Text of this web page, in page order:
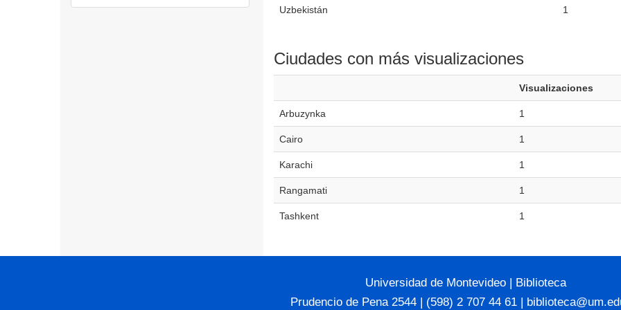
Uzbekistán 1
Ciudades con más visualizaciones
Visualizaciones
Arbuzynka 1
Cairo 1
Karachi 1
Rangamati 1
Tashkent 1
Universidad de Montevideo | Biblioteca
Prudencio de Pena 2544 | (598) 2 707 44 61 |